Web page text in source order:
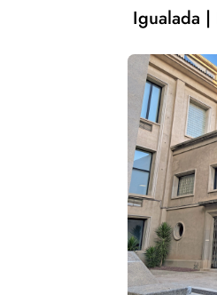
Igualada |